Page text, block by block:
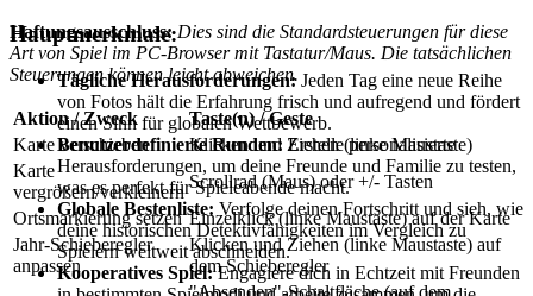
Hauptmerkmale:
Tägliche Herausforderungen:Jeden Tag eine neue Reihe
von Fotos hält die Erfahrung frisch und aufregend und fördert
einen Sinn für globalen Wettbewerb.
Benutzerdefinierte Runden: Erstelle personalisierte
Herausforderungen, um deine Freunde und Familie zu testen,
was es perfekt für Spieleabende macht.
Globale Bestenliste: Verfolge deinen Fortschritt und sieh, wie
deine historischen Detektivfähigkeiten im Vergleich zu
Spielern weltweit abschneiden.
Kooperatives Spiel:Engagiere dich in Echtzeit mit Freunden
Haftungsausschluss: Dies sind die Standardsteuerungen für diese
Art von Spiel im PC-Browser mit Tastatur/Maus. Die tatsächlichen
Steuerungen können leicht abweichen.
Aktion / Zweck
Taste(n) / Geste
Karte verschieben
Klicken und Ziehen (linke Maustaste)
Karte
vergrößern/verkleinern
Scrollrad (Maus) oder +/- Tasten
Ortsmarkierung setzen Einzelklick (linke Maustaste) auf der Karte
Jahr-Schieberegler
anpassen
Klicken und Ziehen (linke Maustaste) auf
dem Schieberegler